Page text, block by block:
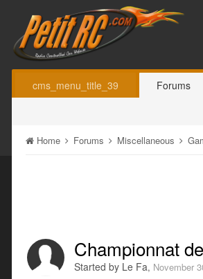
cms_menu_title_39 Forums
Home Forums Miscellaneous
Championnat
Started by Le Fa, November